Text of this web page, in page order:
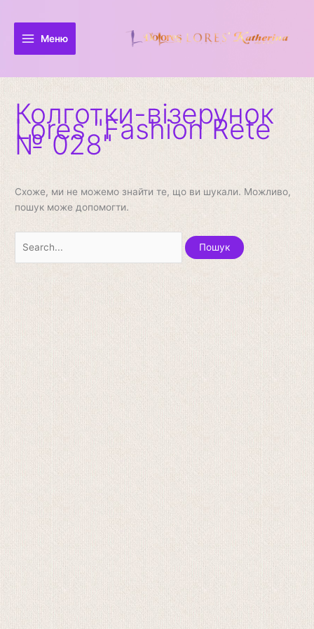
вмісту
Меню
Колготки-візерунок
Lores "Fashion Rete
№ 028"
Схоже, ми не можемо знайти те, що ви шукали. Можливо,
пошук може допомогти.